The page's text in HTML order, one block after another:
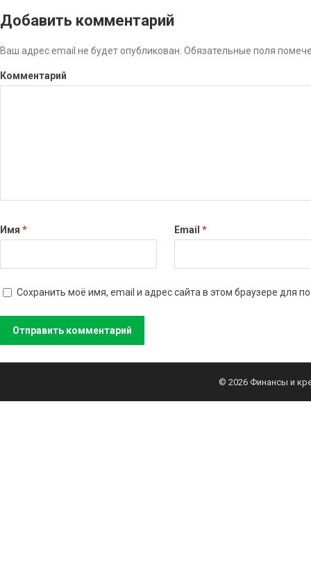
Добавить комментарий
Ваш адрес email не будет опубликован. Обязательные поля
Комментарий
Имя * Email *
Сохранить моё имя, email и адрес сайта в этом браузере для
© 2026 Финансы и